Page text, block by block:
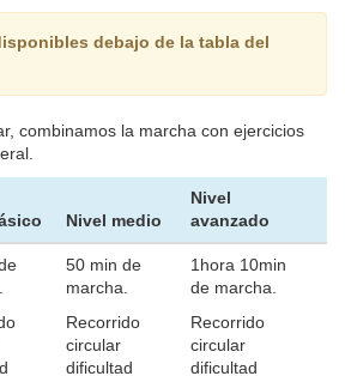
debajo de la tabla del
combinamos la marcha con ejercicios
Nivel medio
Nivel
avanzado
50 min de
marcha.
Recorrido
circular
dificultad
1hora 10min
de marcha.
Recorrido
circular
dificultad